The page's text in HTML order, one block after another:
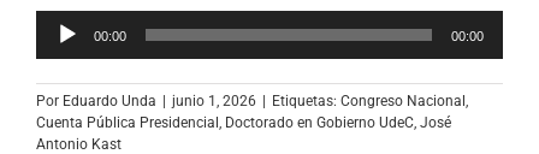
Reproductor
00:00 00:00
Por Eduardo Unda | junio 1, 2026 | Etiquetas: Congreso Nacional
Cuenta Pública Presidencial Doctorado en Gobierno UdeC José
Antonio Kast